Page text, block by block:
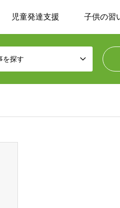
児童発達支援 子供の習
を探す